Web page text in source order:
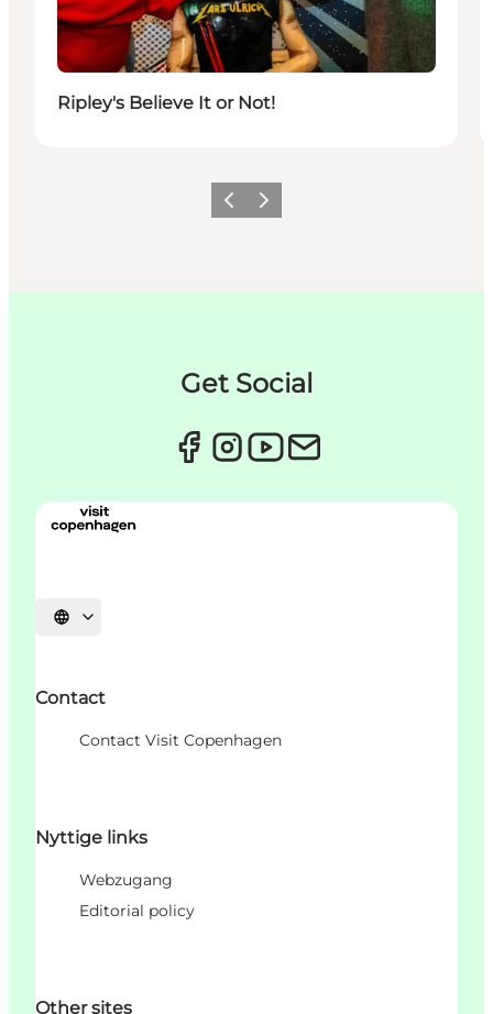
Ripley's Believe It or Not!
ZurückWeiter
Get Social
Sprache auswählen
Contact
Contact Visit Copenhagen
Nyttige links
Webzugang
Editorial policy
Other sites